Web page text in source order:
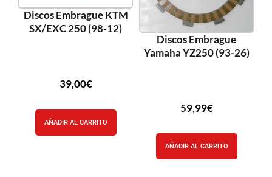
Discos Embrague KTM
SX/EXC 250 (98-12)
39,00€
AÑADIR AL CARRITO
Discos Embrague
Yamaha YZ250 (93-26)
59,99€
AÑADIR AL CARRITO